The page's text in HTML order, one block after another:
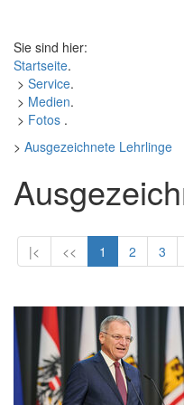
Sie sind hier:
Startseite.
> Service.
> Medien.
> Fotos .
> Ausgezeichnete Lehrlinge
|< << 1 2 3